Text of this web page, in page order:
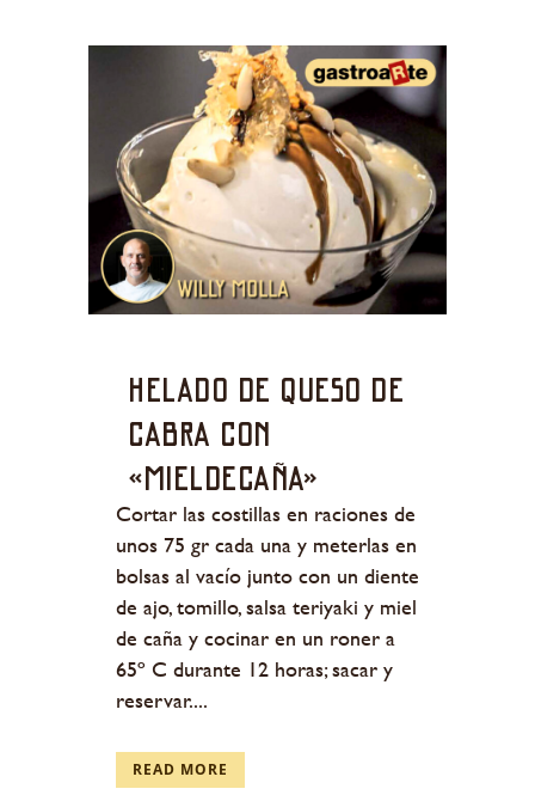
Helado de queso de
cabra con
«mieldecaña»
Cortar las costillas en raciones de
unos 75 gr cada una y meterlas en
bolsas al vacío junto con un diente
de ajo, tomillo, salsa teriyaki y miel
de caña y cocinar en un roner a
65º C durante 12 horas; sacar y
reservar....
READ MORE